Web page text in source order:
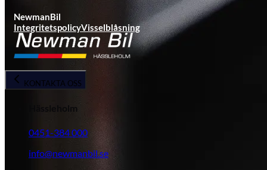
NewmanBil
IntegritetspolicyVisselblåsning
KONTAKTA OSS
Hässleholm
0451-384 000
info@newmanbil.se